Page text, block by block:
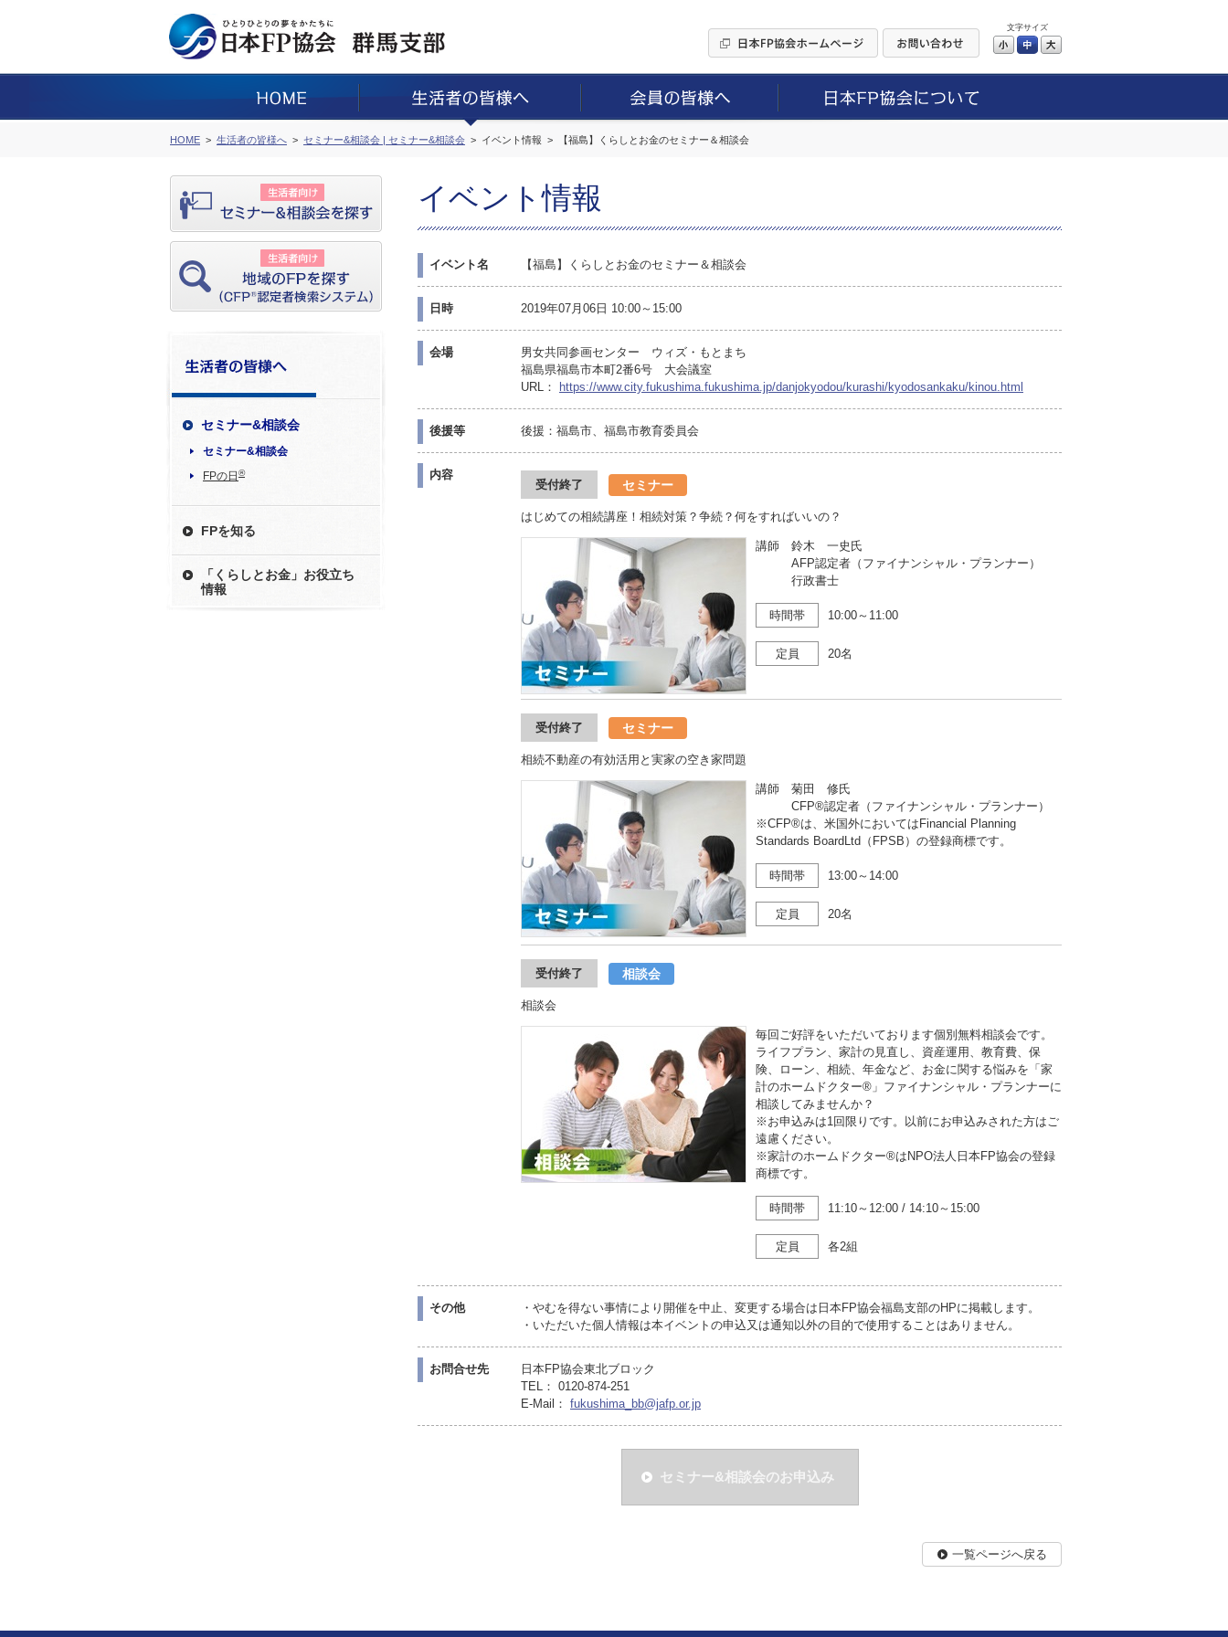
文字サイズ
小 中
HOME 生活者の皆様へ セミナー&相談会 | セミナー&相談会 イベント情報 【福島】くらしとお金のセミナー＆相談会
セミナー&相談会
セミナー&相談会
FPの日 ®
FPを知る
「くらしとお金」お役立ち
情報
イベント情報
イベント名 【福島】くらしとお金のセミナー＆相談会
日時 2019年07月06日 10:00～15:00
会場
男女共同参画センター ウィズ・もとまち
福島県福島市本町2番6号 大会議室
URL：
https://www.city.fukushima.fukushima.jp/danjokyodou/kurashi/kyodosankaku/kinou.html
後援等 後援：福島市、福島市教育委員会
内容
受付終了 セミナー
はじめての相続講座！相続対策？争続？何をすればいいの？
講師 鈴木 一史氏
AFP認定者（ファイナンシャル・プランナー）
行政書士
時間帯 10:00～11:00
定員 20名
受付終了 セミナー
相続不動産の有効活用と実家の空き家問題
講師 菊田 修氏
CFP®認定者（ファイナンシャル・プランナー）
※CFP®は、米国外においてはFinancial Planning
Standards BoardLtd（FPSB）の登録商標です。
時間帯 13:00～14:00
定員 20名
受付終了 相談会
相談会
毎回ご好評をいただいております個別無料相談会です。
ライフプラン、家計の見直し、資産運用、教育費、保
険、ローン、相続、年金など、お金に関する悩みを「家
計のホームドクター®」ファイナンシャル・プランナーに
相談してみませんか？
※お申込みは1回限りです。以前にお申込みされた方はご
遠慮ください。
※家計のホームドクター®はNPO法人日本FP協会の登録
商標です。
時間帯 11:10～12:00 / 14:10～15:00
定員 各2組
その他
・やむを得ない事情により開催を中止、変更する場合は日本FP協会福島支部のHPに掲載します。
・いただいた個人情報は本イベントの申込又は通知以外の目的で使用することはありません。
お問合せ先
日本FP協会東北ブロック
TEL： 0120-874-251
E-Mail： fukushima_bb@jafp.or.jp
セミナー&相談会のお申込み
一覧ページへ戻る